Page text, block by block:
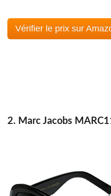
Vérifier le prix sur
2. Marc Jacobs